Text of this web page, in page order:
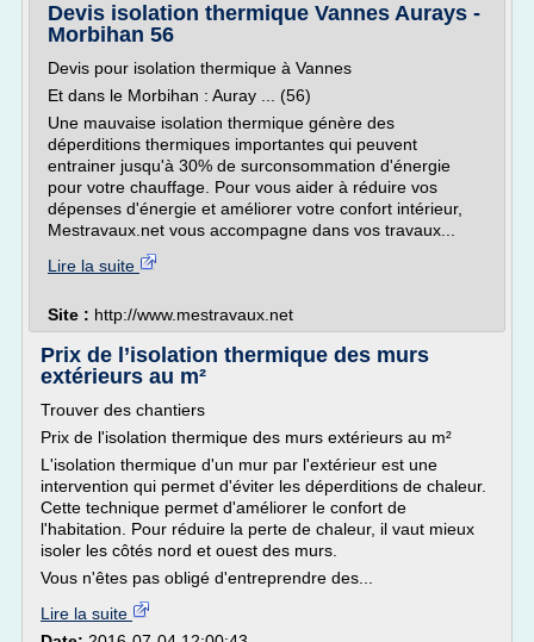
Devis isolation thermique Vannes Aurays -
Morbihan 56
Devis pour isolation thermique à Vannes
Et dans le Morbihan : Auray ... (56)
Une mauvaise isolation thermique génère des
déperditions thermiques importantes qui peuvent
entrainer jusqu'à 30% de surconsommation d'énergie
pour votre chauffage. Pour vous aider à réduire vos
dépenses d'énergie et améliorer votre confort intérieur,
Mestravaux.net vous accompagne dans vos travaux...
Lire la suite
Site : http://www.mestravaux.net
Prix de l’isolation thermique des murs
extérieurs au m²
Trouver des chantiers
Prix de l'isolation thermique des murs extérieurs au m²
L'isolation thermique d'un mur par l'extérieur est une
intervention qui permet d'éviter les déperditions de chaleur.
Cette technique permet d'améliorer le confort de
l'habitation. Pour réduire la perte de chaleur, il vaut mieux
isoler les côtés nord et ouest des murs.
Vous n'êtes pas obligé d'entreprendre des...
Lire la suite